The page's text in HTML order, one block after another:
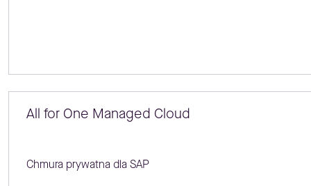
All for One Managed Cloud
Chmura prywatna dla SAP